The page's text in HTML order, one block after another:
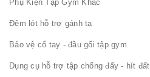
Phụ Kiện Tập Gym Khác
Đệm lót hỗ trợ gánh tạ
Bảo vệ cổ tay - đầu gối tập gym
Dụng cụ hỗ trợ tập chống đẩy - hít đất